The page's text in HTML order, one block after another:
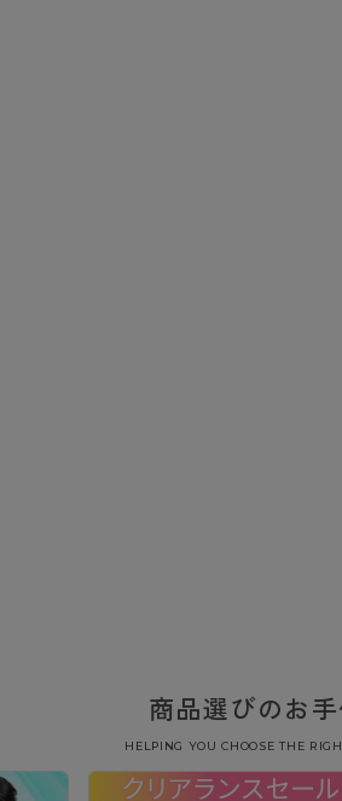
商品選びのお
HELPING YOU CHOOSE THE